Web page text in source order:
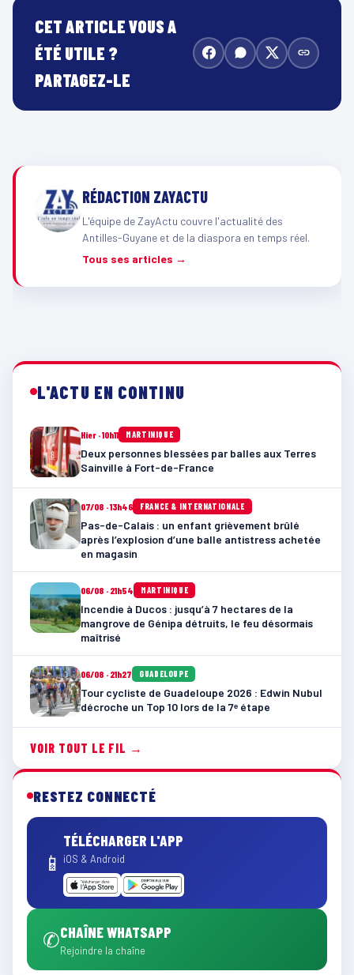
CET ARTICLE VOUS A
ÉTÉ UTILE ?
PARTAGEZ-LE
RÉDACTION ZAYACTU
L'équipe de ZayActu couvre l'actualité des
Antilles-Guyane et de la diaspora en temps réel.
Tous ses articles →
L'ACTU EN CONTINU
Hier · 10h11 MARTINIQUE
Deux personnes blessées par balles aux Terres
Sainville à Fort-de-France
07/08 · 13h46 FRANCE & INTERNATIONALE
Pas-de-Calais : un enfant grièvement brûlé
après l’explosion d’une balle antistress achetée
en magasin
06/08 · 21h54 MARTINIQUE
Incendie à Ducos : jusqu’à 7 hectares de la
mangrove de Génipa détruits, le feu désormais
maîtrisé
06/08 · 21h27 GUADELOUPE
Tour cycliste de Guadeloupe 2026 : Edwin Nubul
décroche un Top 10 lors de la 7ᵉ étape
VOIR TOUT LE FIL →
RESTEZ CONNECTÉ
📱
TÉLÉCHARGER L'APP
iOS & Android
✆CHAÎNE WHATSAPP
Rejoindre la chaîne